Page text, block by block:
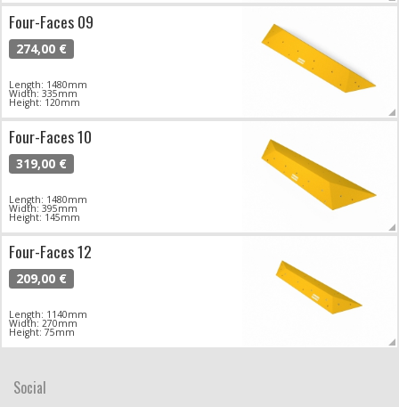
Four-Faces 09
274,00 €
Length: 1480mm
Width: 335mm
Height: 120mm
Four-Faces 10
319,00 €
Length: 1480mm
Width: 395mm
Height: 145mm
Four-Faces 12
209,00 €
Length: 1140mm
Width: 270mm
Height: 75mm
Social